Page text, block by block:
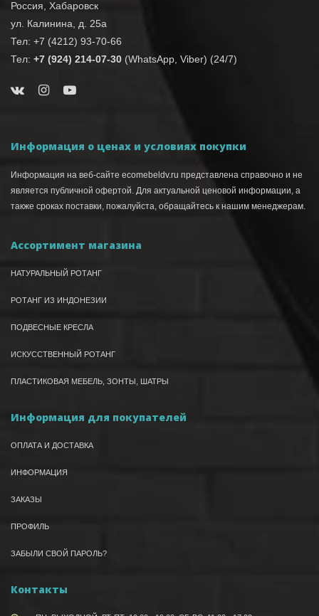
Россия, Хабаровск
ул. Калинина, д. 25а
Тел: +7 (4212) 93-70-66
Тел: +7 (924) 214-07-30 (WhatsApp, Viber) (24/7)
Информация о ценах и условиях покупки
Информация на веб-сайте ecomebeldv.ru представлена справочно и не
является публичной офертой. Для актуальной ценовой информации, а
также сроках поставки, пожалуйста, обращайтесь к нашим менеджерам.
Ассортимент магазина
НАТУРАЛЬНЫЙ РОТАНГ
РОТАНГ ИЗ ИНДОНЕЗИИ
ПОДВЕСНЫЕ КРЕСЛА
ИСКУССТВЕННЫЙ РОТАНГ
ПЛАСТИКОВАЯ МЕБЕЛЬ, ЗОНТЫ, ШАТРЫ
Информация для покупателей
ОПЛАТА И ДОСТАВКА
ИНФОРМАЦИЯ
ЗАКАЗЫ
ПРОФИЛЬ
ЗАБЫЛИ СВОЙ ПАРОЛЬ?
Контакты